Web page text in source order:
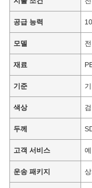
공급 능력
모델
재료
기준
색상
두께
고객 서비스 예
운송 패키지